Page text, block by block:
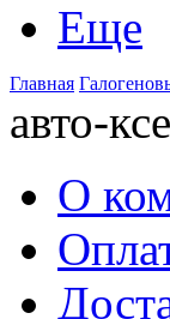
Еще
Главная
авто-
О